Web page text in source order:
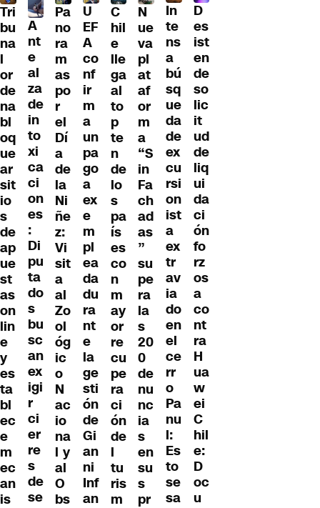
Tri
bu
na
l
or
de
na
bl
oq
ue
ar
sit
io
s
de
ap
ue
st
as
on
lin
e
y
es
ta
bl
ec
e
m
ec
an
is
A
nt
e
al
za
de
in
to
xi
ca
ci
on
es
:
Di
pu
ta
do
s
bu
sc
an
ex
igi
r
ci
er
re
s
de
se
Pa
no
ra
m
as
po
r
el
Dí
a
de
la
Ni
ñe
z:
Vi
sit
a
al
Zo
ol
óg
ic
o
N
ac
io
na
l y
al
O
bs
U
EF
A
co
nf
ir
m
a
un
pa
go
a
ex
e
m
pl
ea
da
du
ra
nt
e
la
ge
sti
ón
de
Gi
an
ni
Inf
an
C
hil
e
lle
ga
al
to
p
te
n
de
lo
s
pa
ís
es
co
n
m
ay
or
re
cu
pe
ra
ci
ón
de
l
tu
ris
m
N
ue
va
pl
at
af
or
m
a
“S
in
Fa
ch
ad
as
”
su
pe
ra
la
s
20
0
de
nu
nc
ia
s
en
su
s
pr
In
te
ns
a
bú
sq
ue
da
de
ex
cu
rsi
on
ist
a
ex
tr
av
ia
do
en
el
ce
rr
o
Pa
nu
l:
Es
to
se
sa
D
es
ist
en
de
so
lic
it
ud
de
liq
ui
da
ci
ón
fo
rz
os
a
co
nt
ra
H
ua
w
ei
C
hil
e:
D
oc
u